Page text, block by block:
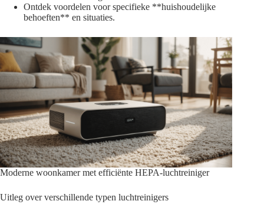
Ontdek voordelen voor specifieke **huishoudelijke
behoeften** en situaties.
Moderne woonkamer met efficiënte HEPA-luchtreiniger
Uitleg over verschillende typen luchtreinigers